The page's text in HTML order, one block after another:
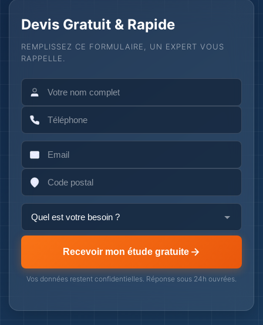
Devis Gratuit & Rapide
REMPLISSEZ CE FORMULAIRE, UN EXPERT VOUS
RAPPELLE.
Recevoir mon étude gratuite
Vos données restent confidentielles. Réponse sous 24h ouvrées.